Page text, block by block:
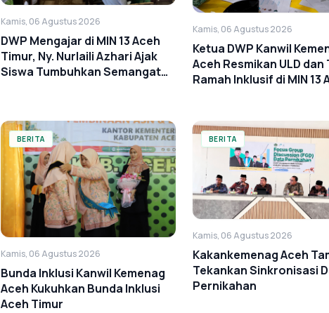
Kamis, 06 Agustus 2026
DWP Mengajar di MIN 13 Aceh
Timur, Ny. Nurlaili Azhari Ajak
Siswa Tumbuhkan Semangat
Kamis, 06 Agustus 2026
Ketua DWP Kanwil
Aceh Resmikan ULD dan
Ramah Inklusif di MIN 13
BERITA
Kamis, 06 Agustus 2026
Bunda Inklusi Kanwil Kemenag
Aceh Kukuhkan Bunda Inklusi
Aceh Timur
BERITA
Kamis, 06 Agustus 2026
Kakankemenag Aceh
Tekankan Sinkronisasi
Pernikahan